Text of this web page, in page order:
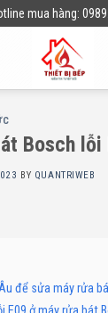
mua hàng:
Bosch lỗi
BY QUANTRIWEB
để sửa máy rửa